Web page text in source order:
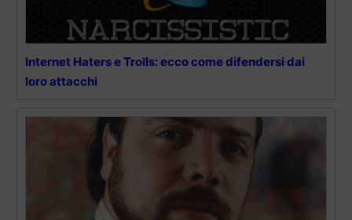
Internet Haters e Trolls: ecco come difendersi dai
loro attacchi